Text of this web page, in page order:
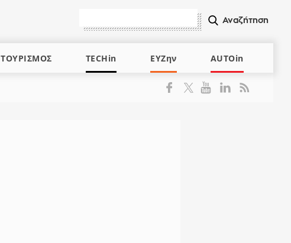
ΤΟΥΡΙΣΜΟΣ TECHin ΕΥΖην AUTOin